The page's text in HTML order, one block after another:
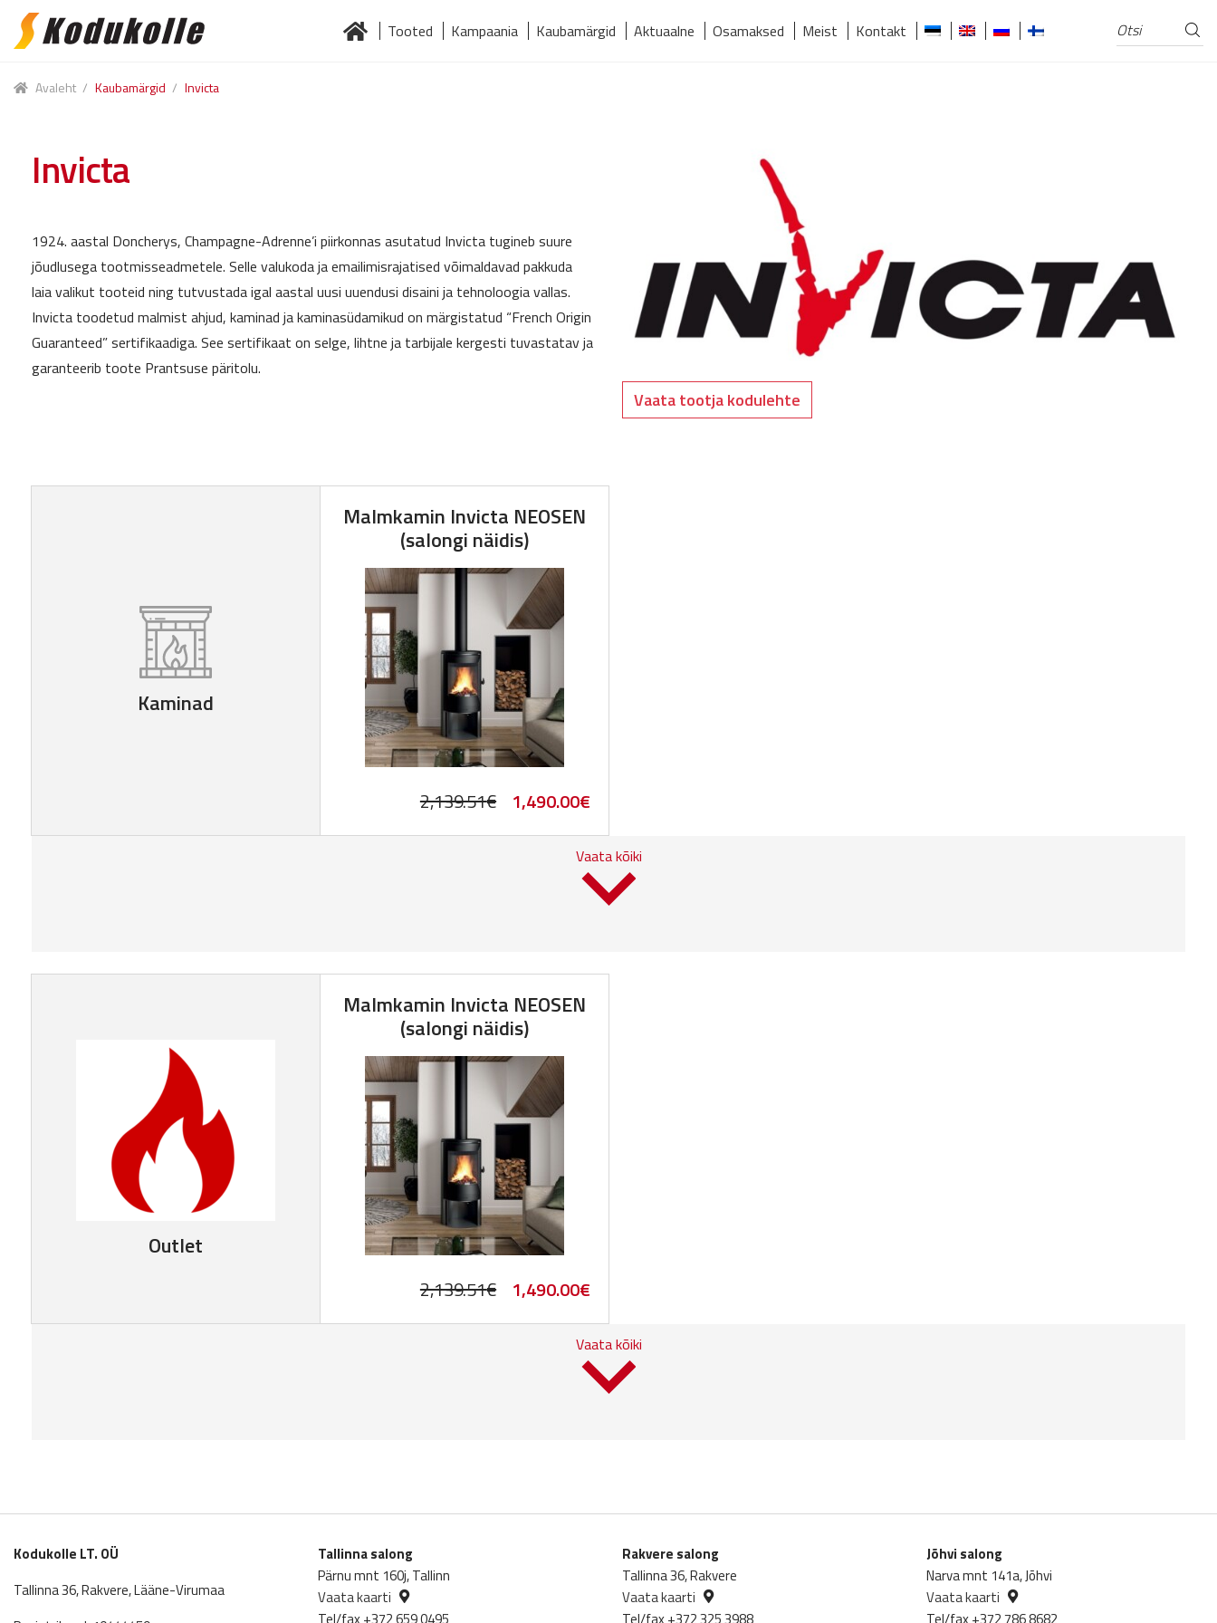
Skip
navigation
Skip
content
Tooted Kampaania Kaubamärgid Aktuaalne Osamaksed Meist Kontakt Otsi:
Avaleht / Kaubamärgid / Invicta
Invicta
1924. aastal Doncherys, Champagne-Adrenne’i piirkonnas asutatud Invicta tugineb suure
jõudlusega tootmisseadmetele. Selle valukoda ja emailimisrajatised võimaldavad pakkuda
laia valikut tooteid ning tutvustada igal aastal uusi uuendusi disaini ja tehnoloogia vallas.
Invicta toodetud malmist ahjud, kaminad ja kaminasüdamikud on märgistatud “French Origin
Guaranteed” sertifikaadiga. See sertifikaat on selge, lihtne ja tarbijale kergesti tuvastatav ja
garanteerib toote Prantsuse päritolu.
Vaata tootja kodulehte
Kaminad
Malmkamin Invicta NEOSEN
(salongi näidis)
2,139.51€ Original
price
1,490.00€Current
price
is:
1,490.00€.
Vaata kõiki
Outlet
Malmkamin Invicta NEOSEN
(salongi näidis)
2,139.51€ Original
price
1,490.00€Current
price
is:
1,490.00€.
Vaata kõiki
Kodukolle LT. OÜ
Tallinna 36, Rakvere, Lääne-Virumaa
Tallinna salong
Pärnu mnt 160j, Tallinn
Vaata kaarti
Rakvere salong
Tallinna 36, Rakvere
Vaata kaarti
Jõhvi salong
Narva mnt 141a, Jõhvi
Vaata kaarti